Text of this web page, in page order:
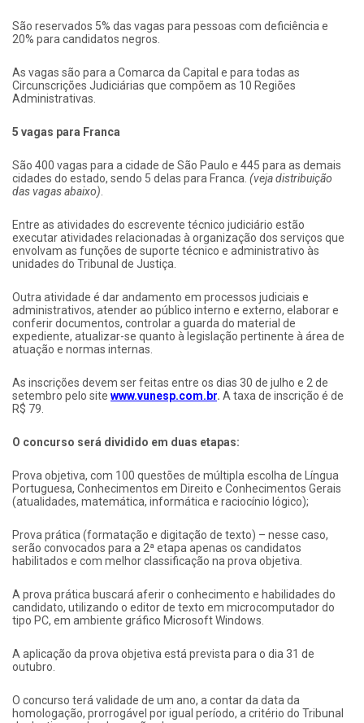
São reservados 5% das vagas para pessoas com deficiência e
20% para candidatos negros.
As vagas são para a Comarca da Capital e para todas as
Circunscrições Judiciárias que compõem as 10 Regiões
Administrativas.
5 vagas para Franca
São 400 vagas para a cidade de São Paulo e 445 para as demais
cidades do estado, sendo 5 delas para Franca. (veja distribuição
das vagas abaixo)
Entre as atividades do escrevente técnico judiciário estão
executar atividades relacionadas à organização dos serviços que
envolvam as funções de suporte técnico e administrativo às
unidades do Tribunal de Justiça.
Outra atividade é dar andamento em processos judiciais e
administrativos, atender ao público interno e externo, elaborar e
conferir documentos, controlar a guarda do material de
expediente, atualizar-se quanto à legislação pertinente à área de
atuação e normas internas.
As inscrições devem ser feitas entre os dias 30 de julho e 2 de
setembro pelo site www.vunesp.com.br. A taxa de inscrição é de
R$ 79.
O concurso será dividido em duas etapas:
Prova objetiva, com 100 questões de múltipla escolha de Língua
Portuguesa, Conhecimentos em Direito e Conhecimentos Gerais
(atualidades, matemática, informática e raciocínio lógico);
Prova prática (formatação e digitação de texto) – nesse caso,
serão convocados para a 2ª etapa apenas os candidatos
habilitados e com melhor classificação na prova objetiva.
A prova prática buscará aferir o conhecimento e habilidades do
candidato, utilizando o editor de texto em microcomputador do
tipo PC, em ambiente gráfico Microsoft Windows.
A aplicação da prova objetiva está prevista para o dia 31 de
outubro.
O concurso terá validade de um ano, a contar da data da
homologação, prorrogável por igual período, a critério do Tribunal